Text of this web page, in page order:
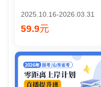
2025.10.16-2026.03.31
59.9元